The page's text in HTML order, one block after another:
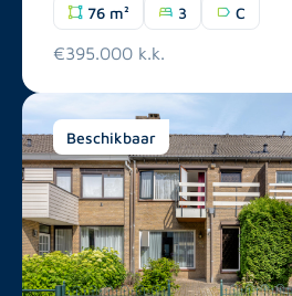
76 m² 3 C
€395.000 k.k.
Beschikbaar